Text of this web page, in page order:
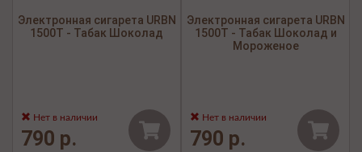
Электронная сигарета URBN
1500Т - Табак Шоколад
Нет в наличии
790 р.
Электронная сигарета URBN
1500Т - Табак Шоколад и
Мороженое
Нет в наличии
790 р.